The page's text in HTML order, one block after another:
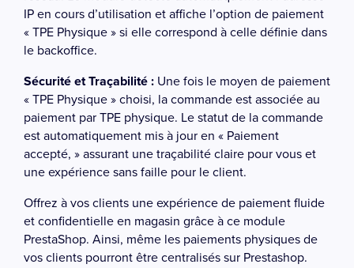
IP en cours d’utilisation et affiche l’option de paiement
« TPE Physique » si elle correspond à celle définie dans
le backoffice.
Sécurité et Traçabilité : Une fois le moyen de paiement
« TPE Physique » choisi, la commande est associée au
paiement par TPE physique. Le statut de la commande
est automatiquement mis à jour en « Paiement
accepté, » assurant une traçabilité claire pour vous et
une expérience sans faille pour le client.
Offrez à vos clients une expérience de paiement fluide
et confidentielle en magasin grâce à ce module
PrestaShop. Ainsi, même les paiements physiques de
vos clients pourront être centralisés sur Prestashop.